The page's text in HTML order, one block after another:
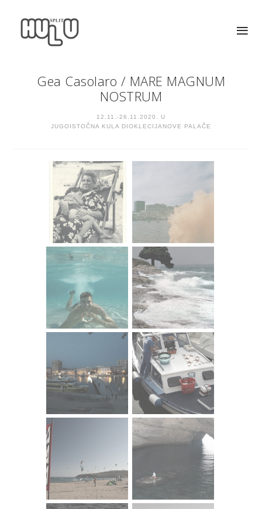
Gea Casolaro / MARE MAGNUM
NOSTRUM
12.11.-26.11.2020. U
JUGOISTOČNA KULA DIOKLECIJANOVE PALAČE